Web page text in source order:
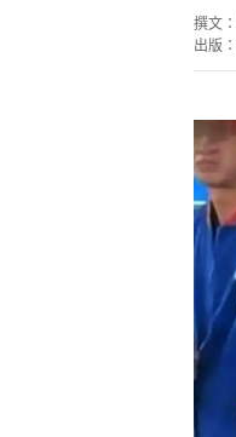
撰文：
出版：